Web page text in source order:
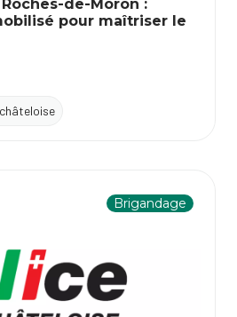
de-Moron :
pour maîtriser le
Brigandage